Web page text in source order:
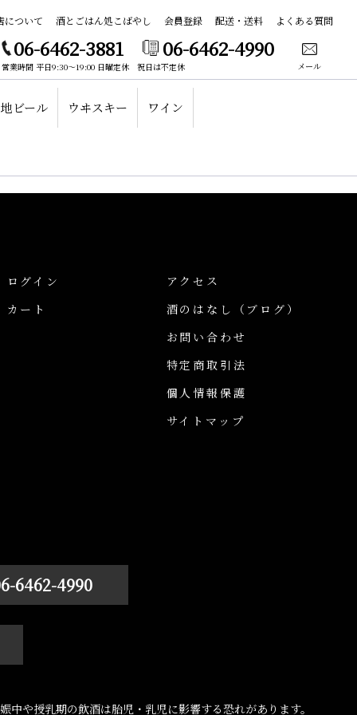
について 酒とごはん処こばやし 会員登録 配送・送料 よくある質問
06-6462-3881
営業時間 平日9:30～19:00 日曜定休 祝日は不定休
06-6462-4990
メール
地ビール ウヰスキー ワイン
ログイン
カート
アクセス
酒のはなし
（ブログ）
お問い合わせ
特定商取引法
個人情報保護
サイトマップ
6462-4990
や授乳期の飲酒は胎児・乳児に影響する恐れがあります。